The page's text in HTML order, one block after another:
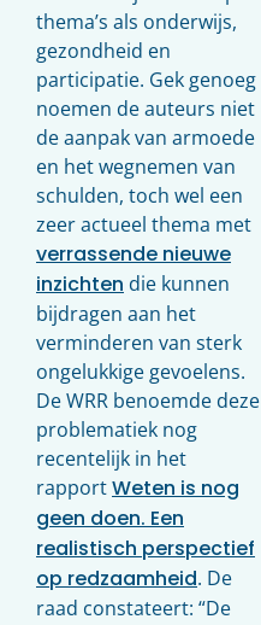
thema’s als onderwijs,
gezondheid en
participatie. Gek genoeg
noemen de auteurs niet
de aanpak van armoede
en het wegnemen van
schulden, toch wel een
zeer actueel thema met
verrassende nieuwe
inzichten die kunnen
bijdragen aan het
verminderen van sterk
ongelukkige gevoelens.
DeWRR benoemde deze
problematiek nog
recentelijk in het
rapportWeten is nog
geen doen. Een
realistisch perspectief
op redzaamheid. De
raad constateert: “De